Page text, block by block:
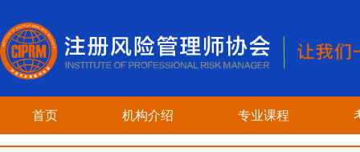
首页 机构介绍 专业课程